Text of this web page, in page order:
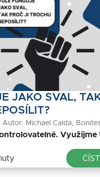
JAKO SVAL,
Autor: Michael Calda,
Využijme